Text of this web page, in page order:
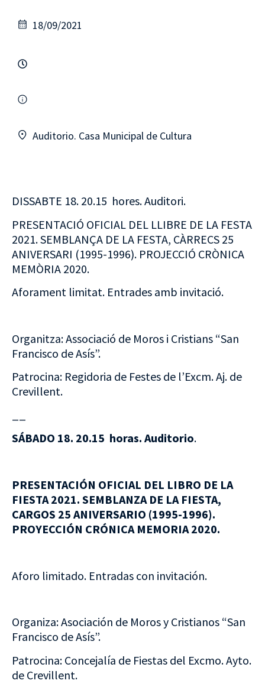
18/09/2021
Auditorio. Casa Municipal de Cultura
DISSABTE 18. 20.15 hores. Auditori.
PRESENTACIÓ OFICIAL DEL LLIBRE DE LA FESTA
2021. SEMBLANÇA DE LA FESTA, CÀRRECS 25
ANIVERSARI (1995-1996). PROJECCIÓ CRÒNICA
MEMÒRIA 2020.
Aforament limitat. Entrades amb invitació.
Organitza: Associació de Moros i Cristians “San
Francisco de Asís”.
Patrocina: Regidoria de Festes de l’Excm. Aj. de
Crevillent.
SÁBADO 18. 20.15 horas. Auditorio.
PRESENTACIÓN OFICIAL DEL LIBRO DE LA
FIESTA 2021. SEMBLANZA DE LA FIESTA,
CARGOS 25 ANIVERSARIO (1995-1996).
PROYECCIÓN CRÓNICA MEMORIA 2020.
Aforo limitado. Entradas con invitación.
Organiza: Asociación de Moros y Cristianos “San
Francisco de Asís”.
Patrocina: Concejalía de Fiestas del Excmo. Ayto.
de Crevillent.